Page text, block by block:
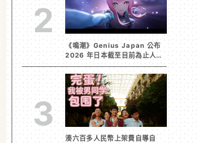
2
《鳴潮》Genius Japan 公布
2026 年日本截至目前為止人氣
歌單《遠航星的告別》&《自無
垠處歸航之星》入榜
3
湊六百多人民幣上架費自導自